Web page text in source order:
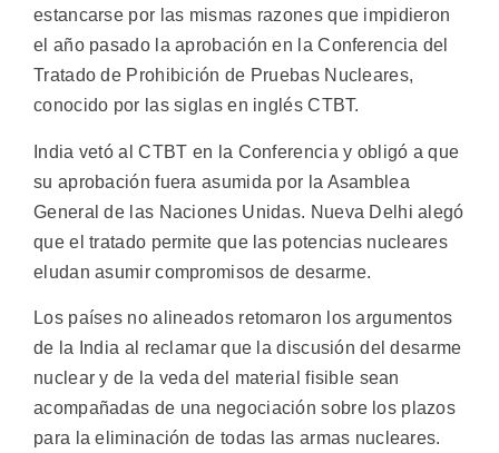
estancarse por las mismas razones que impidieron
el año pasado la aprobación en la Conferencia del
Tratado de Prohibición de Pruebas Nucleares,
conocido por las siglas en inglés CTBT.
India vetó al CTBT en la Conferencia y obligó a que
su aprobación fuera asumida por la Asamblea
General de las Naciones Unidas. Nueva Delhi alegó
que el tratado permite que las potencias nucleares
eludan asumir compromisos de desarme.
Los países no alineados retomaron los argumentos
de la India al reclamar que la discusión del desarme
nuclear y de la veda del material fisible sean
acompañadas de una negociación sobre los plazos
para la eliminación de todas las armas nucleares.